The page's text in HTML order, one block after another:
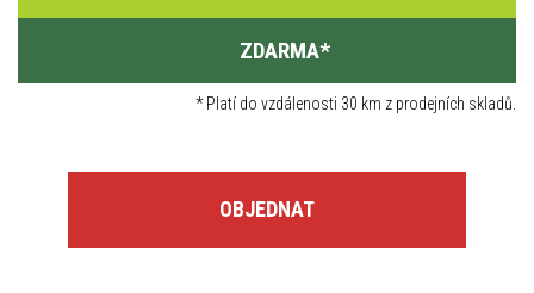
ZDARMA*
*Platí do vzdálenosti 30 km z prodejních skladů.
OBJEDNAT